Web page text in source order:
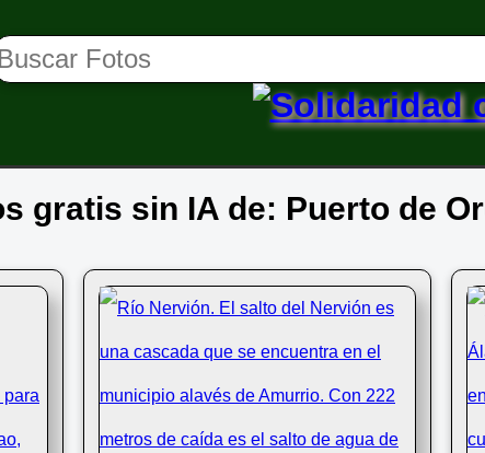
gratis sin IA de: Puerto de